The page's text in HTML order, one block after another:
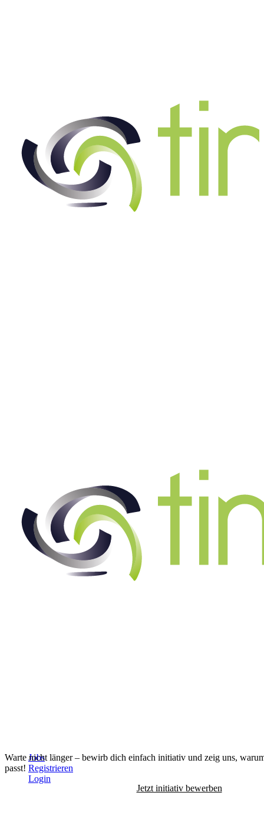
Jobs
Registrieren
Login
Warte nicht länger – bewirb dich einfach initiativ und zeig uns,
passt!
Jetzt initiativ bewerben